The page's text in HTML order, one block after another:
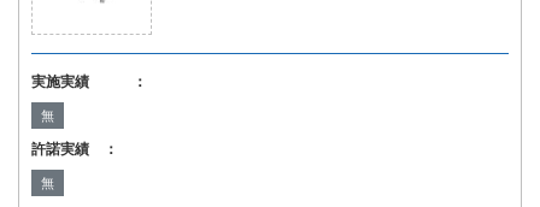
実施実績 ：
無
許諾実績 ：
無